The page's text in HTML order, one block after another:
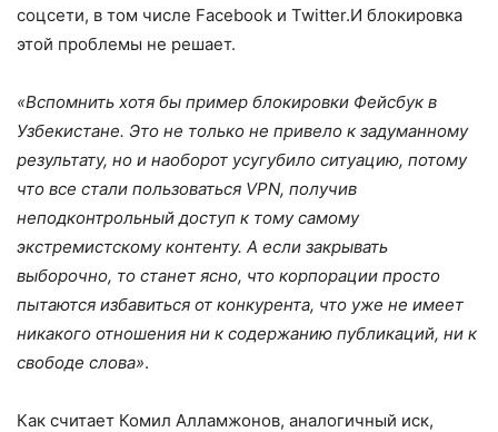
соцсети, в том числе Facebook и Twitter.И блокировка
этой проблемы не решает.
«Вспомнить хотя бы пример блокировки Фейсбук в
Узбекистане. Это не только не привело к задуманному
результату, но и наоборот усугубило ситуацию, потому
что все стали пользоваться VPN, получив
неподконтрольный доступ к тому самому
экстремистскому контенту. А если закрывать
выборочно, то станет ясно, что корпорации просто
пытаются избавиться от конкурента, что уже не имеет
никакого отношения ни к содержанию публикаций, ни к
свободе слова».
Как считает Комил Алламжонов, аналогичный иск,